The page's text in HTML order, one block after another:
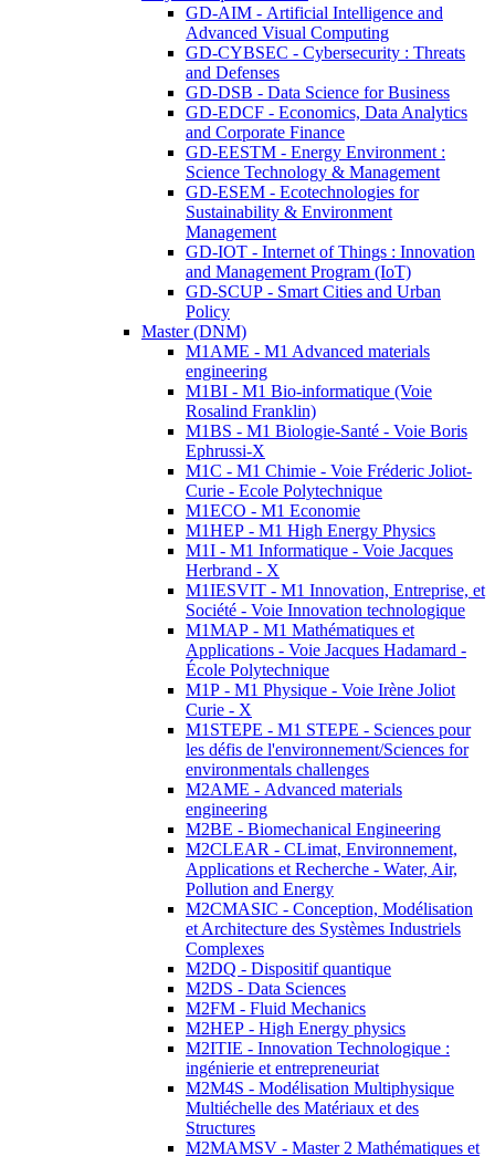
GD-AIM - Artificial Intelligence and
Advanced Visual Computing
GD-CYBSEC - Cybersecurity : Threats
and Defenses
GD-DSB - Data Science for Business
GD-EDCF - Economics, Data Analytics
and Corporate Finance
GD-EESTM - Energy Environment :
Science Technology & Management
GD-ESEM - Ecotechnologies for
Sustainability & Environment
Management
GD-IOT - Internet of Things : Innovation
and Management Program (IoT)
GD-SCUP - Smart Cities and Urban
Policy
Master (DNM)
M1AME - M1 Advanced materials
engineering
M1BI - M1 Bio-informatique (Voie
Rosalind Franklin)
M1BS - M1 Biologie-Santé - Voie Boris
Ephrussi-X
M1C - M1 Chimie - Voie Fréderic Joliot-
Curie - Ecole Polytechnique
M1ECO - M1 Economie
M1HEP - M1 High Energy Physics
M1I - M1 Informatique - Voie Jacques
Herbrand - X
M1IESVIT - M1 Innovation, Entreprise, et
Société - Voie Innovation technologique
M1MAP - M1 Mathématiques et
Applications - Voie Jacques Hadamard -
École Polytechnique
M1P - M1 Physique - Voie Irène Joliot
Curie - X
M1STEPE - M1 STEPE - Sciences pour
les défis de l'environnement/Sciences for
environmentals challenges
M2AME - Advanced materials
engineering
M2BE - Biomechanical Engineering
M2CLEAR - CLimat, Environnement,
Applications et Recherche - Water, Air,
Pollution and Energy
M2CMASIC - Conception, Modélisation
et Architecture des Systèmes Industriels
Complexes
M2DQ - Dispositif quantique
M2DS - Data Sciences
M2FM - Fluid Mechanics
M2HEP - High Energy physics
M2ITIE - Innovation Technologique :
ingénierie et entrepreneuriat
M2M4S - Modélisation Multiphysique
Multiéchelle des Matériaux et des
Structures
M2MAMSV - Master 2 Mathématiques et